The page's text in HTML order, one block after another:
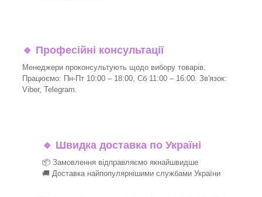
🔹 Професійні консультації
Менеджери проконсультують щодо вибору товарів.
Працюємо: Пн-Пт 10:00 – 18:00, Сб 11:00 – 16:00. Зв'язок:
Viber, Telegram.
🔹 Швидка доставка по Україні
📦 Замовлення відправляємо якнайшвидше
🚚 Доставка найпопулярнішими службами України